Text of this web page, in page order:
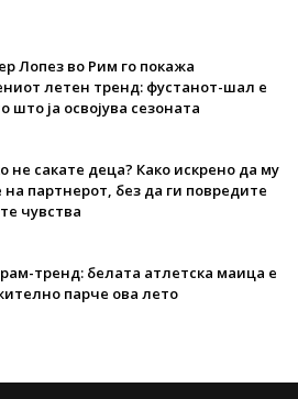
Лопез во Рим го покажа
летен тренд: фустанот-шал е
што ја освојува сезоната
не сакате деца? Како искрено да му
на партнерот, без да ги повредите
чувства
тренд: белата атлетска маица е
парче ова лето